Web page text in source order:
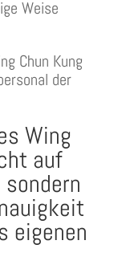
Weise
Chun Kung
der
Wing
auf
eigenen